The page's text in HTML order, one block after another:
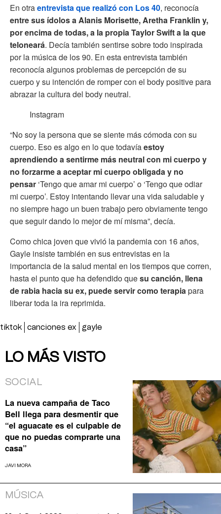
En otraentrevista que realizó con Los 40, reconocía
entre sus ídolos a Alanis Morisette, Aretha Franklin y,
por encima de todas, a la propia Taylor Swift a la que
teloneará. Decía también sentirse sobre todo inspirada
por la música de los 90. En esta entrevista también
reconocía algunos problemas de percepción de su
cuerpo y su intención de romper con el body positive para
abrazar la cultura del body neutral.
Instagram
“No soy la persona que se siente más cómoda con su
cuerpo. Eso es algo en lo que todavíaestoy
aprendiendo a sentirme más neutral con mi cuerpo y
no forzarme a aceptar mi cuerpo obligada y no
pensar ‘Tengo que amar mi cuerpo’ o ‘Tengo que odiar
mi cuerpo’. Estoy intentando llevar una vida saludable y
no siempre hago un buen trabajo pero obviamente tengo
que seguir dando lo mejor de mí misma”, decía.
Como chica joven que vivió la pandemia con 16 años,
Gayle insiste también en sus entrevistas en la
importancia de la salud mental en los tiempos que corren,
hasta el punto que ha defendido quesu canción, llena
de rabia hacia su ex, puede servir como terapiapara
liberar toda la ira reprimida.
tiktok canciones ex gayle
LO MÁS VISTO
SOCIAL
La nueva campaña de Taco
Bell llega para desmentir que
“el aguacate es el culpable de
que no puedas comprarte una
casa”
JAVI MORA
MÚSICA